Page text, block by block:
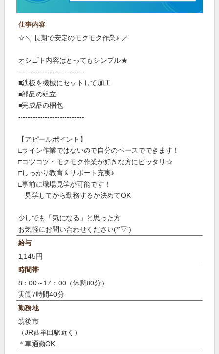
仕事内容
☆＼ 長期で安定のモクモク作業♪ ／
オシゴト内容はとってもシンプル★
---------------------------
■鉄板を機械にセットして加工
■部品の組立
■完成品の梱包
---------------------------
【アピールポイント】
□ライン作業ではないので自分のペースでできます！
□コツコツ・モクモク作業が好きな方にピッタリ☆
□しっかり教育＆サポート充実♪
□事前に職場見学が可能です！
見学してから勤務するか決めてOK
少しでも「気になる」と思った方
お気軽にお問い合わせください(*'▽')
給与
1,145円
時間帯
8：00～17：00（休憩80分）
実働7時間40分
勤務地
筑後市
（JR西牟田駅近く）
＊車通勤OK